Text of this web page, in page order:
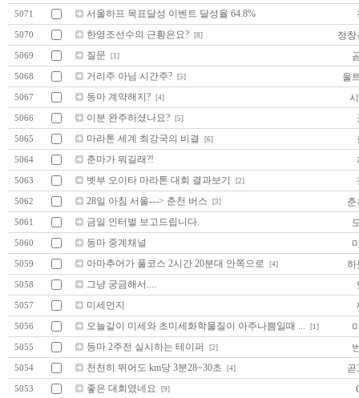
5071 서울하프 목표달성 이벤트 달성율 64.8%
5070 한영조선수의 근황은요? [8] 정
5069 질문 [1]
5068 거리주 아님 시간주? [5] 울
5067 동마 계약해지? [4]
5066 이분 완주하셨나요? [5]
5065 마라톤 세계 최강국의 비결 [6]
5064 춘마가 뭐길래?!
5063 벳부 오이타 마라톤 대회 결과보기 [2]
5062 28일 아침 서울---> 춘천 버스 [3] 춘
5061 금일 인터벌 보고드립니다.
5060 동마 중계채널
5059 아마추어가 풀코스 2시간 20분대 안쪽으로 [4] 하
5058 그냥 궁금해서....
5057 미세먼지
5056 오늘같이 미세와 초미세화학물질이 아주나쁨일때 ... [1]
5055 동마 2주전 실시하는 테이퍼 [2]
5054 천천히 뛰어도 km당 3분28~30초 [4] 곧
5053 좋은 대회였네요 [9]